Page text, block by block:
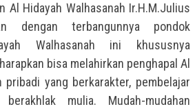
Al Hidayah Walhasanah Ir.H.M.Julius
dengan terbangunnya pondok
Walhasanah ini khususnya
bisa melahirkan penghapal Al
pribadi yang berkarakter, pembelajar
mulia. Mudah-mudahan